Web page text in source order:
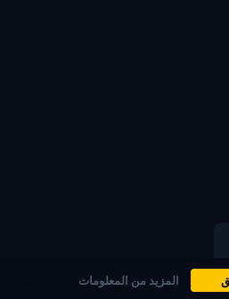
المزيد من المعلومات